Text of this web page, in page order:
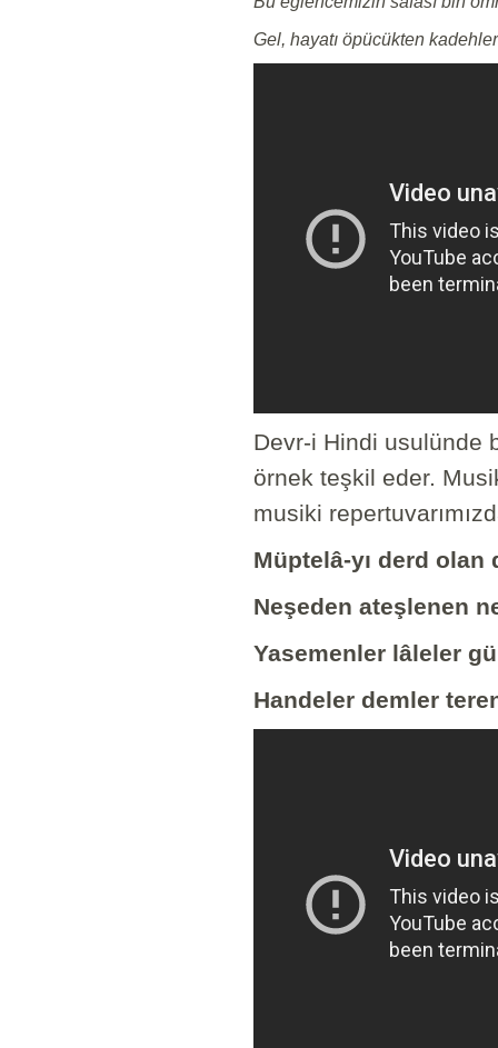
Gel, hayatı öpücükten
Devr-i Hindi usulünde
örnek teşkil eder.
musiki
Müptelâ-yı derd
Neşeden ateşlenen
Yasemenler lâleler
Handeler demler